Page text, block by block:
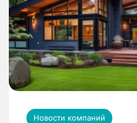
Новости компаний